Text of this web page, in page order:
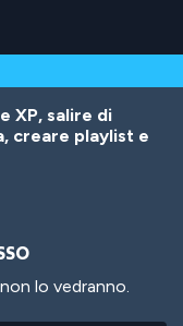
XP, salire di
creare playlist e
lo vedranno.